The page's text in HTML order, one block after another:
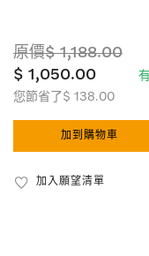
原價$ 1,188.00
$ 1,050.00
您節省了$ 138.00
加到購物車
加入願望清單